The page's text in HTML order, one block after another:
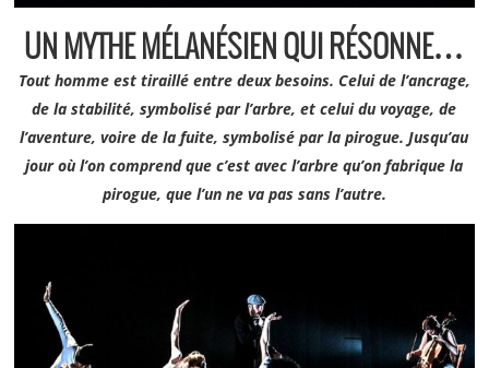
UN MYTHE MÉLANÉSIEN QUI RÉSONNE…
Tout homme est tiraillé entre deux besoins. Celui de l’ancrage,
de la stabilité, symbolisé par l’arbre, et celui du voyage, de
l’aventure, voire de la fuite, symbolisé par la pirogue. Jusqu’au
jour où l’on comprend que c’est avec l’arbre qu’on fabrique la
pirogue, que l’un ne va pas sans l’autre.